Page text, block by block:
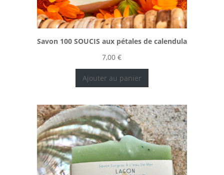
Savon 100 SOUCIS aux pétales de calendula
7,00€
Ajouter au panier